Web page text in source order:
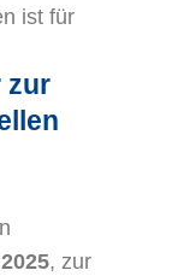
ist für
zur
, zur